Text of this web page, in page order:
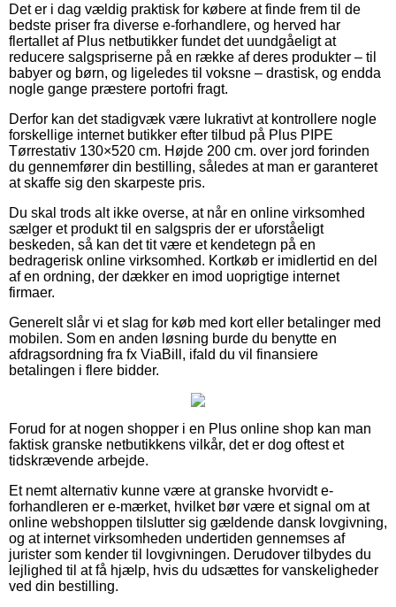
Det er i dag vældig praktisk for købere at finde frem til de
bedste priser fra diverse e-forhandlere, og herved har
flertallet af Plus netbutikker fundet det uundgåeligt at
reducere salgspriserne på en række af deres produkter – til
babyer og børn, og ligeledes til voksne – drastisk, og endda
nogle gange præstere portofri fragt.
Derfor kan det stadigvæk være lukrativt at kontrollere nogle
forskellige internet butikker efter tilbud på Plus PIPE
Tørrestativ 130×520 cm. Højde 200 cm. over jord forinden
du gennemfører din bestilling, således at man er garanteret
at skaffe sig den skarpeste pris.
Du skal trods alt ikke overse, at når en online virksomhed
sælger et produkt til en salgspris der er uforståeligt
beskeden, så kan det tit være et kendetegn på en
bedragerisk online virksomhed. Kortkøb er imidlertid en del
af en ordning, der dækker en imod uoprigtige internet
firmaer.
Generelt slår vi et slag for køb med kort eller betalinger med
mobilen. Som en anden løsning burde du benytte en
afdragsordning fra fx ViaBill, ifald du vil finansiere
betalingen i flere bidder.
Forud for at nogen shopper i en Plus online shop kan man
faktisk granske netbutikkens vilkår, det er dog oftest et
tidskrævende arbejde.
Et nemt alternativ kunne være at granske hvorvidt e-
forhandleren er e-mærket, hvilket bør være et signal om at
online webshoppen tilslutter sig gældende dansk lovgivning,
og at internet virksomheden undertiden gennemses af
jurister som kender til lovgivningen. Derudover tilbydes du
lejlighed til at få hjælp, hvis du udsættes for vanskeligheder
ved din bestilling.